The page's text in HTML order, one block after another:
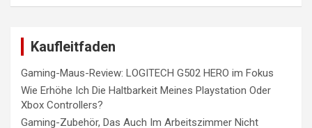
Kaufleitfaden
Gaming-Maus-Review: LOGITECH G502 HERO im Fokus
Wie Erhöhe Ich Die Haltbarkeit Meines Playstation Oder
Xbox Controllers?
Gaming-Zubehör, Das Auch Im Arbeitszimmer Nicht